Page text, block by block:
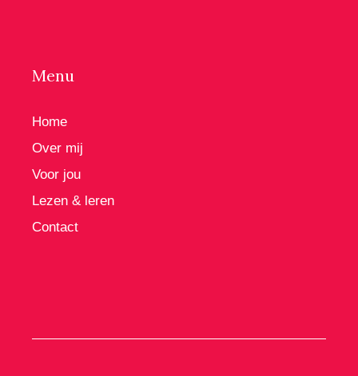
Menu
Home
Over mij
Voor jou
Lezen & leren
Contact